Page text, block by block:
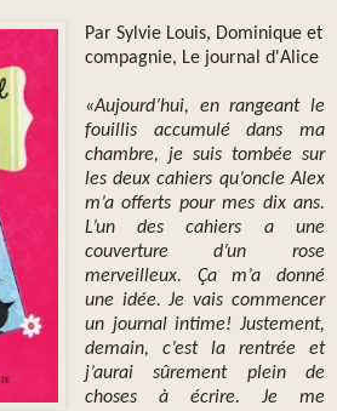
Par Sylvie Louis, Dominique et
compagnie, Le journal d'Alice
«Aujourd’hui, en rangeant le
fouillis accumulé dans ma
chambre, je suis tombée sur
les deux cahiers qu’oncle Alex
m’a offerts pour mes dix ans.
L’un des cahiers a une
couverture d’un rose
merveilleux. Ça m’a donné
une idée. Je vais commencer
un journal intime! Justement,
demain, c’est la rentrée et
j’aurai sûrement plein de
choses à écrire. Je me